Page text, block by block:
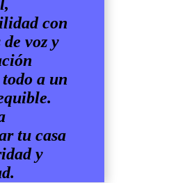
con
de voz y
a un
tu casa
y